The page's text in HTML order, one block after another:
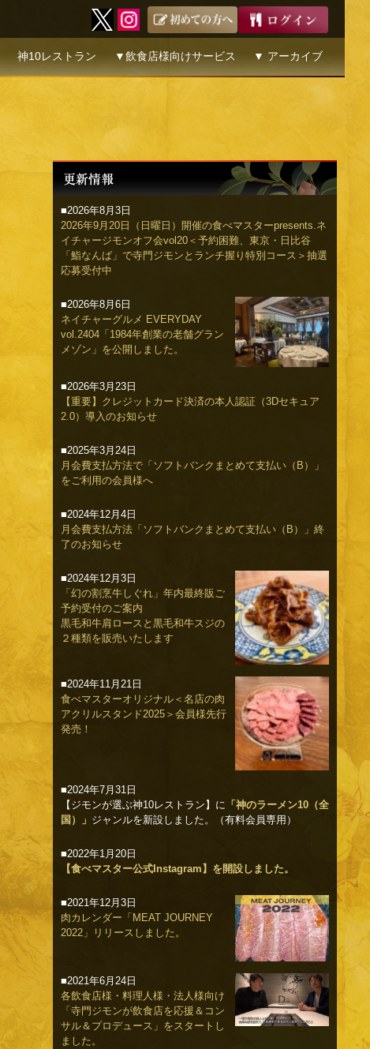
神10レストラン ▼飲食店様向けサービス ▼ アーカイブ
■2026年8月3日
2026年9月20日（日曜日）開催の食べマスターpresents.ネ
イチャージモンオフ会vol20＜予約困難、東京・日比谷
「鮨なんば」で寺門ジモンとランチ握り特別コース＞抽選
応募受付中
■2026年8月6日
ネイチャーグルメ EVERYDAY
vol.2404「1984年創業の老舗グラン
メゾン」を公開しました。
■2026年3月23日
【重要】クレジットカード決済の本人認証（3Dセキュア
2.0）導入のお知らせ
■2025年3月24日
月会費支払方法で「ソフトバンクまとめて支払い（B）」
をご利用の会員様へ
■2024年12月4日
月会費支払方法「ソフトバンクまとめて支払い（B）」終
了のお知らせ
■2024年12月3日
「幻の割烹牛しぐれ」年内最終販ご
予約受付のご案内
黒毛和牛肩ロースと黒毛和牛スジの
２種類を販売いたします
■2024年11月21日
食べマスターオリジナル＜名店の肉
アクリルスタンド2025＞会員様先行
発売！
■2024年7月31日
【ジモンが選ぶ神10レストラン】に 「神のラーメン10（全
国）」 ジャンルを新設しました。（有料会員専用）
■2022年1月20日
【食べマスター公式Instagram】を開設しました。
■2021年12月3日
肉カレンダー「MEAT JOURNEY
2022」リリースしました。
■2021年6月24日
各飲食店様・料理人様・法人様向け
「寺門ジモンが飲食店を応援＆コン
サル＆プロデュース」をスタートし
ました。